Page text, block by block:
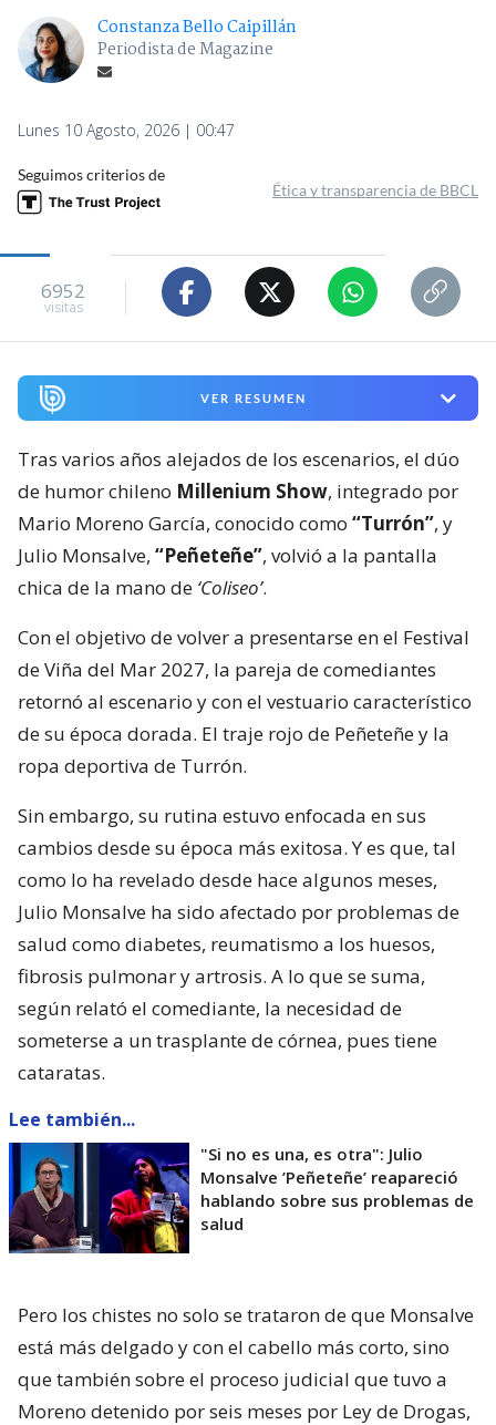
Constanza Bello Caipillán
Periodista de Magazine
Lunes 10 Agosto, 2026 | 00:47
Seguimos criterios de
Ética y transparencia de BBCL
6952
visitas
VER RESUMEN
Tras varios años alejados de los escenarios, el dúo
de humor chileno Millenium Show, integrado por
Mario Moreno García, conocido como “Turrón”, y
Julio Monsalve, “Peñeteñe”, volvió a la pantalla
chica de la mano de ‘Coliseo’.
Con el objetivo de volver a presentarse en el Festival
de Viña del Mar 2027, la pareja de comediantes
retornó al escenario y con el vestuario característico
de su época dorada. El traje rojo de Peñeteñe y la
ropa deportiva de Turrón.
Sin embargo, su rutina estuvo enfocada en sus
cambios desde su época más exitosa. Y es que, tal
como lo ha revelado desde hace algunos meses,
Julio Monsalve ha sido afectado por problemas de
salud como diabetes, reumatismo a los huesos,
fibrosis pulmonar y artrosis. A lo que se suma,
según relató el comediante, la necesidad de
someterse a un trasplante de córnea, pues tiene
cataratas.
Lee también...
"Si no es una, es otra": Julio
Monsalve ’Peñeteñe’ reapareció
hablando sobre sus problemas de
salud
Pero los chistes no solo se trataron de que Monsalve
está más delgado y con el cabello más corto, sino
que también sobre el proceso judicial que tuvo a
Moreno detenido por seis meses por Ley de Drogas,